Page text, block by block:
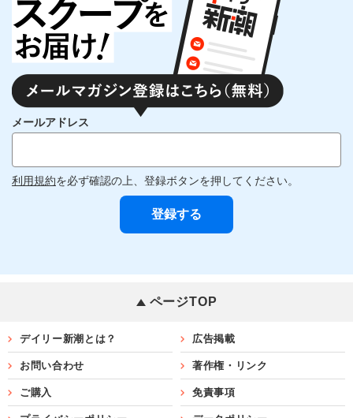
メールアドレス
利用規約を必ず確認の上、登録ボタンを押してください。
ページTOP
デイリー新潮とは？ 広告掲載
お問い合わせ 著作権・リンク
ご購入 免責事項